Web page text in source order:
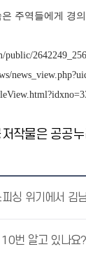
주역들에게 경
public/
작물은 공공
피싱 위기에서 김
번 알고 있나요?